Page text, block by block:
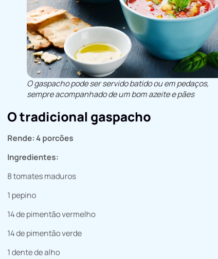
O gaspacho pode ser servido batido ou em pedaços,
sempre acompanhado de um bom azeite e pães
O tradicional gaspacho
Rende: 4 porcões
Ingredientes:
8 tomates maduros
1 pepino
14 de pimentão vermelho
14 de pimentão verde
1 dente de alho